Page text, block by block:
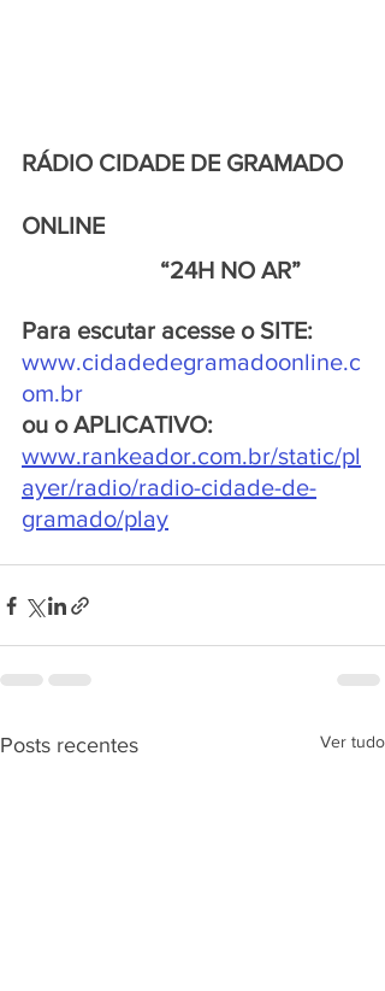
RÁDIO CIDADE DE GRAMADO
ONLINE
“24H NO AR”
Para escutar acesse o SITE:
www.cidadedegramadoonline.c
om.br
ou o APLICATIVO:
www.rankeador.com.br/static/pl
ayer/radio/radio-cidade-de-
gramado/play
Posts recentes Ver tudo